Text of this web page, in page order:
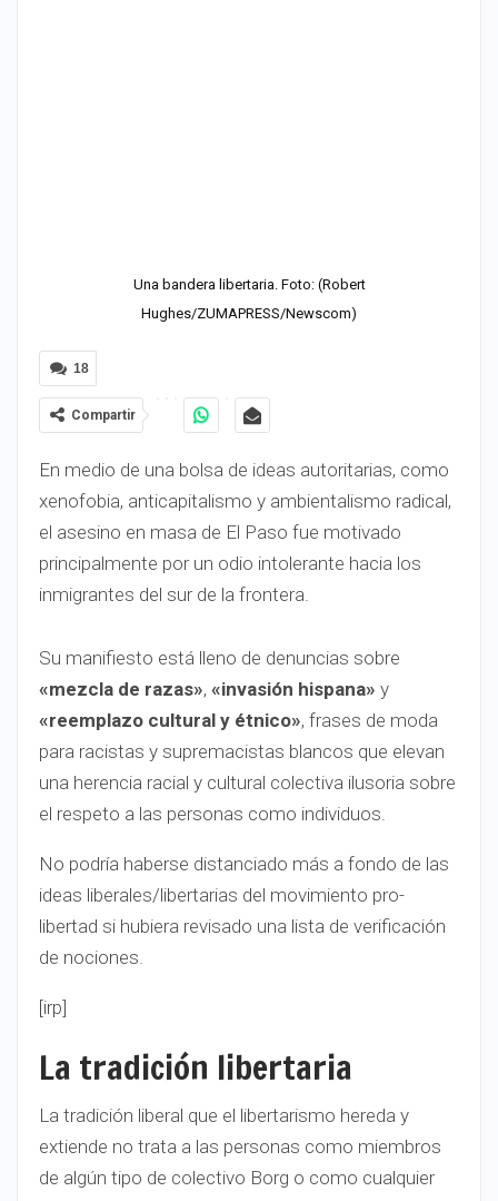
Una bandera libertaria. Foto: (Robert
Hughes/ZUMAPRESS/Newscom)
18
Compartir
En medio de una bolsa de ideas autoritarias, como
xenofobia, anticapitalismo y ambientalismo radical,
el asesino en masa de El Paso fue motivado
principalmente por un odio intolerante hacia los
inmigrantes del sur de la frontera.
Su manifiesto está lleno de denuncias sobre
«mezcla de razas», «invasión hispana» y
«reemplazo cultural y étnico», frases de moda
para racistas y supremacistas blancos que elevan
una herencia racial y cultural colectiva ilusoria sobre
el respeto a las personas como individuos.
No podría haberse distanciado más a fondo de las
ideas liberales/libertarias del movimiento pro-
libertad si hubiera revisado una lista de verificación
de nociones.
[irp]
La tradición libertaria
La tradición liberal que el libertarismo hereda y
extiende no trata a las personas como miembros
de algún tipo de colectivo Borg o como cualquier